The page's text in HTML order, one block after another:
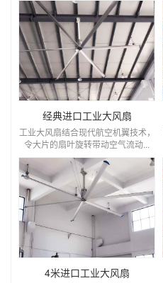
经典进口工业大风扇
工业大风扇结合现代航空机翼技术，
令大片的扇叶旋转带动空气流动...
4米进口工业大风扇